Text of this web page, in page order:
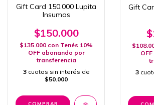
Gift Card 150.000 Lupita
Insumos
$150.000
$135.000 con Tenés 10%
OFF abonando por
transferencia
3 cuotas sin interés de
$50.000
Gift
3